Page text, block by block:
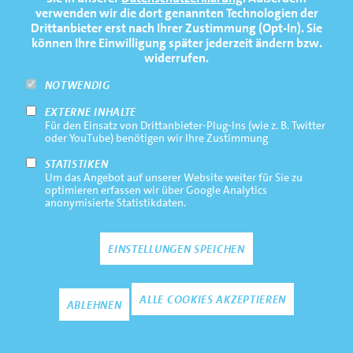
verwenden wir die dort genannten Technologien der
Drittanbieter erst nach Ihrer Zustimmung (Opt-In). Sie
können Ihre Einwilligung später jederzeit ändern bzw.
widerrufen.
NOTWENDIG
EXTERNE INHALTE
Für den Einsatz von Drittanbieter-Plug-Ins (wie z. B. Twitter
oder YouTube) benötigen wir Ihre Zustimmung
STATISTIKEN
Um das Angebot auf unserer Website weiter für Sie zu
optimieren erfassen wir über Google Analytics
anonymisierte Statistikdaten.
EINSTELLUNGEN SPEICHEN
ABLEHNEN ALLE COOKIES AKZEPTIEREN
Tom Hesse
1 2
PRESSE
FAQ
NEWSLETTER
Footernavigation
Bottom
Impressum
Datenschutz